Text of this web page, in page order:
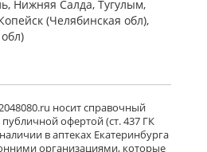
(табл. п. плен. о. 50 мг+450
Алиум АО (Московская
Оболенск) Россия
аптеках
(табл. п. плен. о. 1000 мг
Сервье
Франция Сервье РУС ООО
Нижняя Салда, Тугулым,
(Челябинская обл),
носит справочный
публичной офертой (ст. 437 ГК
в аптеках Екатеринбурга
организациями, которые